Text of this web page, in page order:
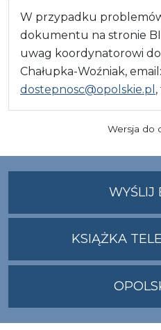
W przypadku
dokumentu na stronie
uwag koordynatorowi
Chałupka-Woźniak, email:
dostepnosc@opolskie.pl
Wersja do
WYŚLIJ
KSIĄŻKA